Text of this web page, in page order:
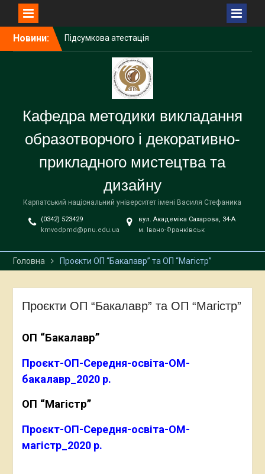
Новини:
Підсумкова атестація
(комплексний екзамен)
студентів першого
(бакалаврського) рівня
вищої освіти
Школа основ дизайну і
художньої графіки при
УОДі як простір творчого
розвитку дітей.
Кафедральні огляди
Кафедра методики викладання
образотворчого і декоративно-
прикладного мистецтва та
дизайну
Карпатський національний університет імені Василя Стефаника
(0342) 523429
kmvodpmd@pnu.edu.ua
вул. Академіка Сахарова, 34-А
м. Івано-Франківськ
Головна Проєкти ОП “Бакалавр” та ОП “Магістр”
Проєкти ОП “Бакалавр” та ОП “Магістр”
ОП “Бакалавр”
Проєкт-ОП-Середня-освіта-ОМ-
бакалавр_2020 р.
ОП “Магістр”
Проєкт-ОП-Середня-освіта-ОМ-
магістр_2020 р.